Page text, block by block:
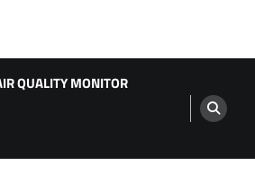
QUALITY MONITOR